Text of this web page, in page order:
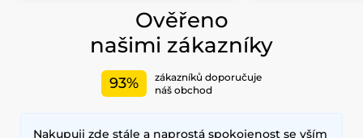
Ověřeno
našimi zákazníky
93%
zákazníků doporučuje
náš obchod
Nakupuji zde stále a naprostá spokojenost se vším